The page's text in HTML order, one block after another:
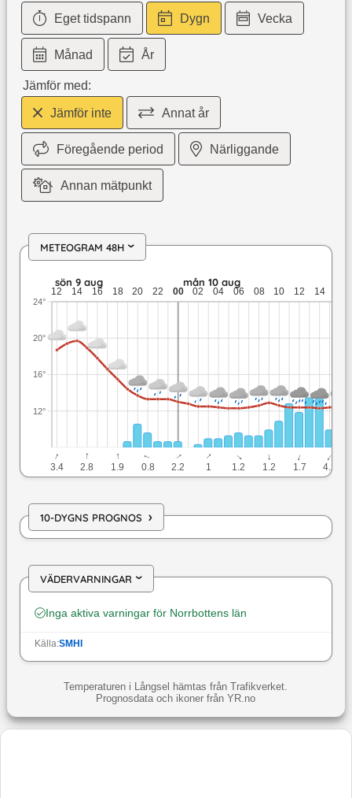
Eget tidspann Dygn Vecka
Månad År
Jämför med:
Jämför inte Annat år
Föregående period Närliggande
Annan mätpunkt
METEOGRAM 48H ›
sön 9 aug: 19,7 till 13,3 grader: 1,9 mm nederbörd: upp
sön 9 aug mån 10 aug
12 14 16 18 20 22 00 02 04 06 08 10 12 14
12°
16°
20°
24°
↓
3.4
↓
2.8
↓
1.9
↓
0.8
↓
2.2
↓
1
↓
1.2
↓
1.2
↓
1.7
↓
4.2
10-DYGNS PROGNOS ›
VÄDERVARNINGAR›
Inga aktiva varningar för Norrbottens län
Källa:SMHI
Temperaturen i Långsel hämtas från Trafikverket.
Prognosdata och ikoner från YR.no